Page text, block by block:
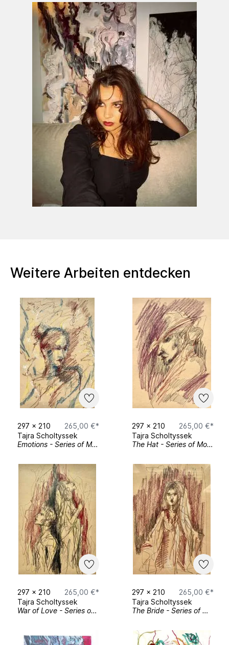
An der HTBLuVA Spengergasse habe ich
nicht nur Kunst aber auch Interior Design
gemeistert. Natürlich kann man in der Kunst
aber auch im Design nie wirklich auslernen,
dies war nur ein guter Start in eine Welt neuer
Ideen.
Nichts macht einen Künstler glücklicher, als
das seine Bilder nachempfunden werden
Ich bin sehr dankbar für jede einzelne
Wertschätzung, die ich von Euch bekomme!
Meine Kunstrichtungen:
-Moderne Kunst - Abstrakt und
Expressionistisch
-Fotografie
-Interior und Surface Design
-Experimentelle Kunst
Graduierte bei HTBLuVA Spengergasse in
Wien für Kunst und Design
Weitere Arbeiten entdecken
297 x 210
265,00 €*
Tajra Scholtyssek
Emotions - Series of Moments Nr.4
297 x 210
265,00 €*
Tajra Scholtyssek
The Hat - Series of Moments Nr.3
297 x 210
265,00 €*
Tajra Scholtyssek
War of Love - Series of Moments Nr.2
297 x 210
265,00 €*
Tajra Scholtyssek
The Bride - Series of Moments Nr.1